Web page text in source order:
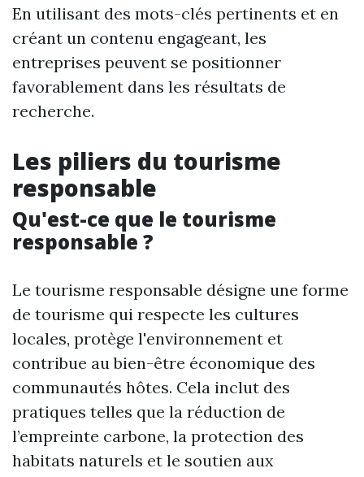
En utilisant des mots-clés pertinents et en
créant un contenu engageant, les
entreprises peuvent se positionner
favorablement dans les résultats de
recherche.
Les piliers du tourisme
responsable
Qu'est-ce que le tourisme
responsable ?
Le tourisme responsable désigne une forme
de tourisme qui respecte les cultures
locales, protège l'environnement et
contribue au bien-être économique des
communautés hôtes. Cela inclut des
pratiques telles que la réduction de
l’empreinte carbone, la protection des
habitats naturels et le soutien aux